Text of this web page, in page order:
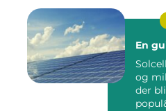
En
og
der